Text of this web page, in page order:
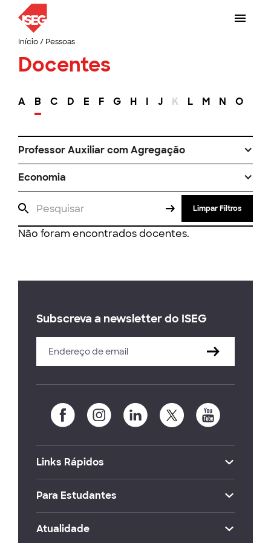
Início/ Pessoas
Docentes
A B C D E F G H I J K L M N O
Professor Auxiliar com Agregação
Economia
Limpar Filtros
Não foram encontrados docentes.
Subscreva a newsletter do ISEG
Links Rápidos
Para Estudantes
Atualidade